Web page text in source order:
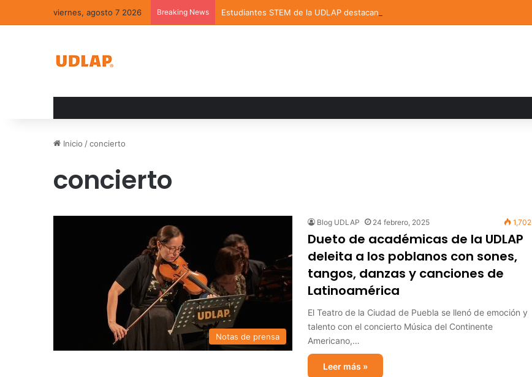
viernes, agosto 7 2026 Breaking News Estudiantes STEM de la UDLAP destacan en el MUTVI 2026
Inicio /concierto
concierto
Notas de prensa
Blog UDLAP 24 febrero, 2025 1,702
Dueto de académicas de la UDLAP
deleita a los poblanos con sones,
tangos, danzas y canciones de
Latinoamérica
El Teatro de la Ciudad de Puebla se llenó de emoción y
talento con el concierto Música del Continente
Americano,…
Leer más »